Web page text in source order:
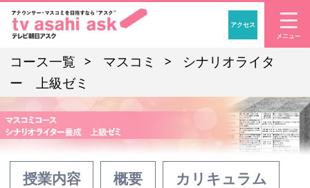
「アナウンサー・マ
アクセス
コース一覧 マスコミ
シナリオライタ
ー 上級ゼミ
授業内容 概要 カリキュラム